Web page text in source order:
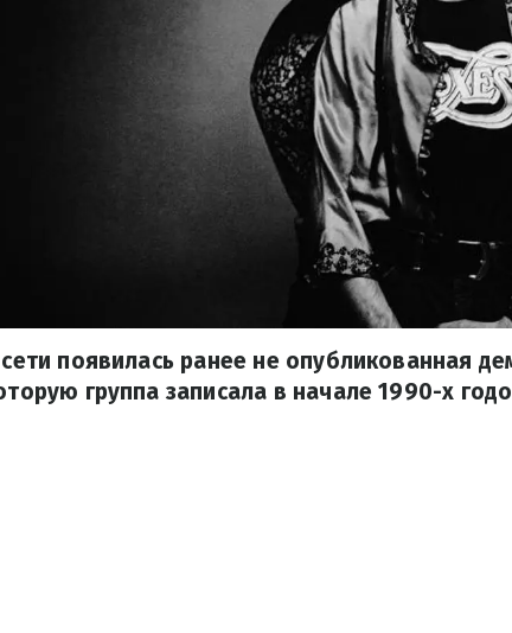
появилась ранее не опубликованная
группа записала в начале 1990-х